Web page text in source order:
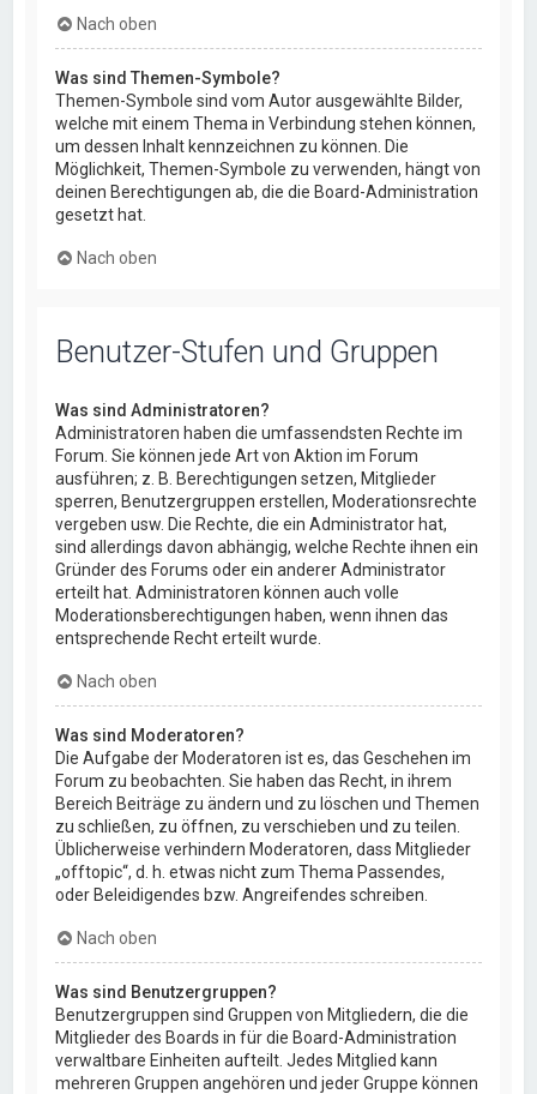
Nach oben
Was sind Themen-Symbole?
Themen-Symbole sind vom Autor ausgewählte Bilder,
welche mit einem Thema in Verbindung stehen können,
um dessen Inhalt kennzeichnen zu können. Die
Möglichkeit, Themen-Symbole zu verwenden, hängt von
deinen Berechtigungen ab, die die Board-Administration
gesetzt hat.
Nach oben
Benutzer-Stufen und Gruppen
Was sind Administratoren?
Administratoren haben die umfassendsten Rechte im
Forum. Sie können jede Art von Aktion im Forum
ausführen; z. B. Berechtigungen setzen, Mitglieder
sperren, Benutzergruppen erstellen, Moderationsrechte
vergeben usw. Die Rechte, die ein Administrator hat,
sind allerdings davon abhängig, welche Rechte ihnen ein
Gründer des Forums oder ein anderer Administrator
erteilt hat. Administratoren können auch volle
Moderationsberechtigungen haben, wenn ihnen das
entsprechende Recht erteilt wurde.
Nach oben
Was sind Moderatoren?
Die Aufgabe der Moderatoren ist es, das Geschehen im
Forum zu beobachten. Sie haben das Recht, in ihrem
Bereich Beiträge zu ändern und zu löschen und Themen
zu schließen, zu öffnen, zu verschieben und zu teilen.
Üblicherweise verhindern Moderatoren, dass Mitglieder
„offtopic“, d. h. etwas nicht zum Thema Passendes,
oder Beleidigendes bzw. Angreifendes schreiben.
Nach oben
Was sind Benutzergruppen?
Benutzergruppen sind Gruppen von Mitgliedern, die die
Mitglieder des Boards in für die Board-Administration
verwaltbare Einheiten aufteilt. Jedes Mitglied kann
mehreren Gruppen angehören und jeder Gruppe können